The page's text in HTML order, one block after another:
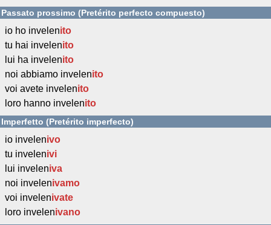
Passato prossimo (Pretérito perfecto compuesto)
io ho invelenito
tu hai invelenito
lui ha invelenito
noi abbiamo invelenito
voi avete invelenito
loro hanno invelenito
Imperfetto (Pretérito imperfecto)
io invelenivo
tu invelenivi
lui inveleniva
noi invelenivamo
voi invelenivate
loro invelenivano